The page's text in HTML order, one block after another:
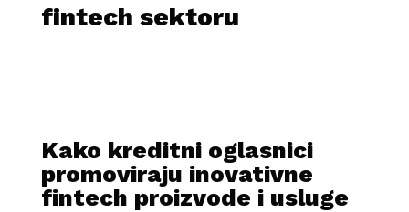
fintech sektoru
Kako kreditni oglasnici
promoviraju inovativne
fintech proizvode i usluge